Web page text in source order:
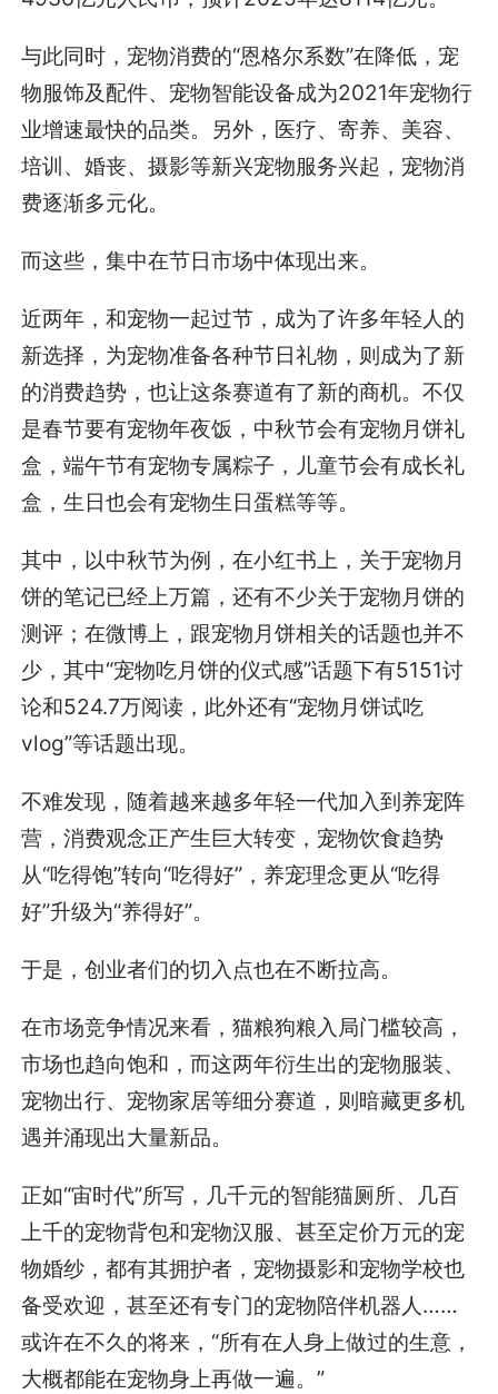
与此同时，宠物消费的“恩格尔系数”在降低，宠
物服饰及配件、宠物智能设备成为2021年宠物行
业增速最快的品类。另外，医疗、寄养、美容、
培训、婚丧、摄影等新兴宠物服务兴起，宠物消
费逐渐多元化。
而这些，集中在节日市场中体现出来。
近两年，和宠物一起过节，成为了许多年轻人的
新选择，为宠物准备各种节日礼物，则成为了新
的消费趋势，也让这条赛道有了新的商机。不仅
是春节要有宠物年夜饭，中秋节会有宠物月饼礼
盒，端午节有宠物专属粽子，儿童节会有成长礼
盒，生日也会有宠物生日蛋糕等等。
其中，以中秋节为例，在小红书上，关于宠物月
饼的笔记已经上万篇，还有不少关于宠物月饼的
测评；在微博上，跟宠物月饼相关的话题也并不
少，其中“宠物吃月饼的仪式感”话题下有5151讨
论和524.7万阅读，此外还有“宠物月饼试吃
vlog”等话题出现。
不难发现，随着越来越多年轻一代加入到养宠阵
营，消费观念正产生巨大转变，宠物饮食趋势
从“吃得饱”转向“吃得好”，养宠理念更从“吃得
好”升级为“养得好”。
于是，创业者们的切入点也在不断拉高。
在市场竞争情况来看，猫粮狗粮入局门槛较高，
市场也趋向饱和，而这两年衍生出的宠物服装、
宠物出行、宠物家居等细分赛道，则暗藏更多机
遇并涌现出大量新品。
正如“宙时代”所写，几千元的智能猫厕所、几百
上千的宠物背包和宠物汉服、甚至定价万元的宠
物婚纱，都有其拥护者，宠物摄影和宠物学校也
备受欢迎，甚至还有专门的宠物陪伴机器人……
或许在不久的将来，“所有在人身上做过的生意，
大概都能在宠物身上再做一遍。”